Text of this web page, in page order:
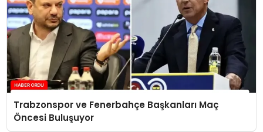
Trabzonspor ve Fenerbahçe Başkanları Maç
Öncesi Buluşuyor